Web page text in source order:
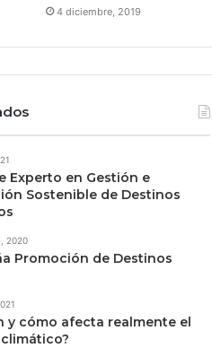
4 diciembre, 2019
Experto en Gestión e
Sostenible de Destinos
2020
Promoción de Destinos
y cómo afecta realmente el